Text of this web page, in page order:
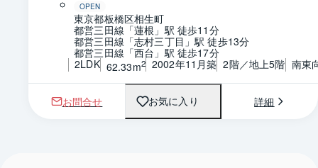
OPEN
東京都板橋区相生町
都営三田線「蓮根」駅 徒歩11分
都営三田線「志村三丁目」駅 徒歩13分
都営三田線「西台」駅 徒歩17分
2LDK 62.33m2 2002年11月築 2階／地上5階 南東
お問合せ お気に入り 詳細